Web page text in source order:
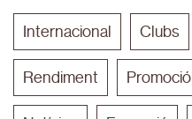
Internacional Clubs
Rendiment Promoció